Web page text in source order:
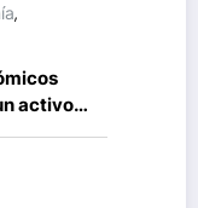
,
activo